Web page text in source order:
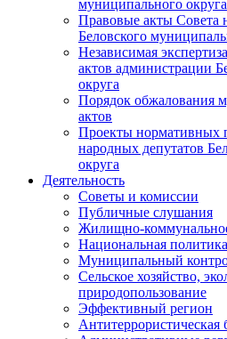
муниципального округа
Правовые акты Совета
Беловского
Независимая
актов администрации
округа
Порядок обжалования
актов
Проекты нормативных
народных депутатов
округа
Деятельность
Советы и комиссии
Публичные слушания
Жилищно-
Национальная политика
Муниципальный
Сельское хозяйство,
природопользование
Эффективный регион
Антитеррористическая